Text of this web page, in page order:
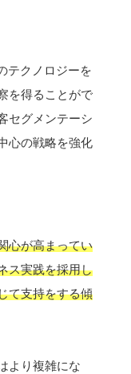
テクノロジーを
を得ることがで
セグメンテーシ
心の戦略を強化
心が高まってい
ス実践を採用し
て支持をする傾
より複雑にな